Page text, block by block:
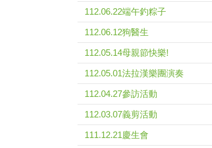
112.06.22端午釣粽子
112.06.12狗醫生
112.05.14母親節快樂!
112.05.01法拉漢樂團演奏
112.04.27參訪活動
112.03.07義剪活動
111.12.21慶生會